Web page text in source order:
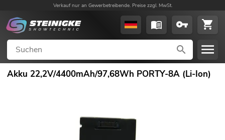
Verkauf nur an Gewerbetreibende. Preise zzgl. MwSt.
Akku 22,2V/4400mAh/97,68Wh PORTY-8A (Li-Ion)